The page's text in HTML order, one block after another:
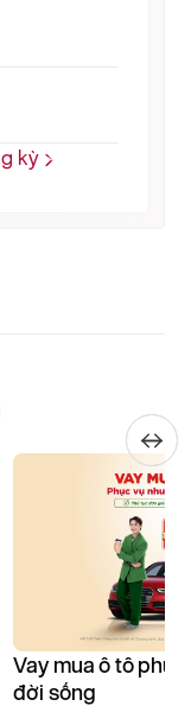
kỳ
Vay mua ô tô
đời sống